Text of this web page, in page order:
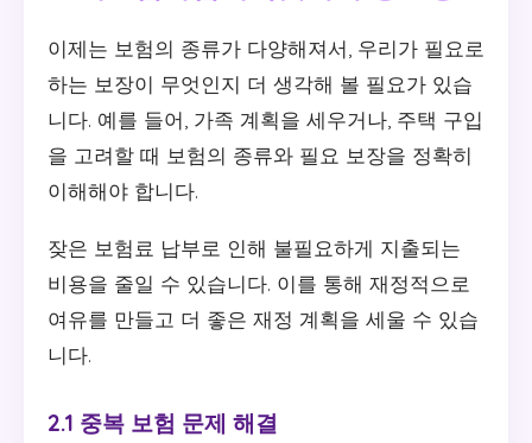
이제는 보험의 종류가 다양해져서, 우리가 필요로
하는 보장이 무엇인지 더 생각해 볼 필요가 있습
니다. 예를 들어, 가족 계획을 세우거나, 주택 구입
을 고려할 때 보험의 종류와 필요 보장을 정확히
이해해야 합니다.
잦은 보험료 납부로 인해 불필요하게 지출되는
비용을 줄일 수 있습니다. 이를 통해 재정적으로
여유를 만들고 더 좋은 재정 계획을 세울 수 있습
니다.
2.1 중복 보험 문제 해결